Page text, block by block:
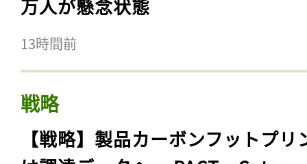
万人が懸念状態
13時間前
戦略
【戦略】製品カーボンフットプリ